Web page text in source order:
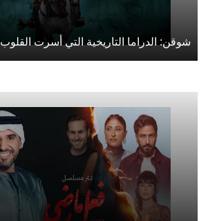
شوقن: الدراما التاريخية التي أسرت القلوب